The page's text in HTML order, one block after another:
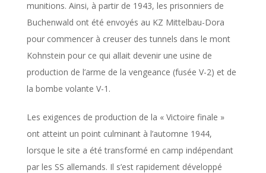
munitions. Ainsi, à partir de 1943, les prisonniers de
Buchenwald ont été envoyés au KZ Mittelbau-Dora
pour commencer à creuser des tunnels dans le mont
Kohnstein pour ce qui allait devenir une usine de
production de l’arme de la vengeance (fusée V-2) et de
la bombe volante V-1.
Les exigences de production de la « Victoire finale »
ont atteint un point culminant à l’automne 1944,
lorsque le site a été transformé en camp indépendant
par les SS allemands. Il s’est rapidement développé